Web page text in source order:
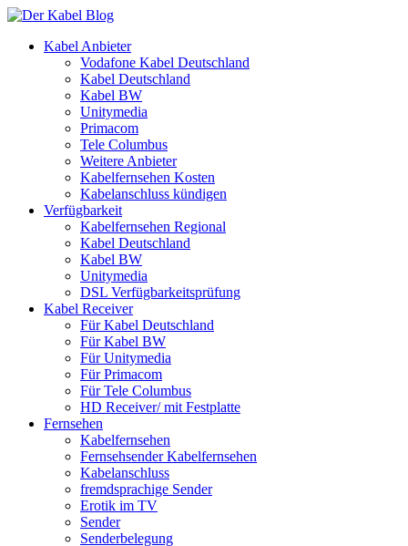
Kabel Anbieter
Vodafone Kabel Deutschland
Kabel Deutschland
Kabel BW
Unitymedia
Primacom
Tele Columbus
Weitere Anbieter
Kabelfernsehen Kosten
Kabelanschluss kündigen
Verfügbarkeit
Kabelfernsehen Regional
Kabel Deutschland
Kabel BW
Unitymedia
DSL Verfügbarkeitsprüfung
Kabel Receiver
Für Kabel Deutschland
Für Kabel BW
Für Unitymedia
Für Primacom
Für Tele Columbus
HD Receiver/ mit Festplatte
Fernsehen
Kabelfernsehen
Fernsehsender Kabelfernsehen
Kabelanschluss
fremdsprachige Sender
Erotik im TV
Sender
Senderbelegung